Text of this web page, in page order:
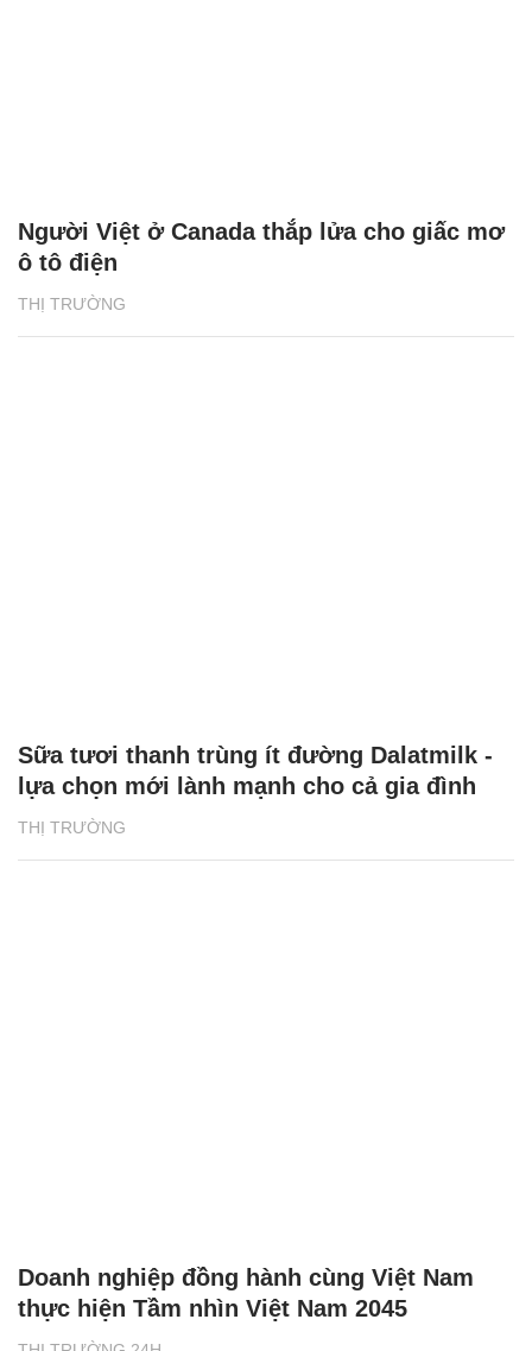
THỊ TRƯỜNG
Người Việt ở Canada thắp lửa cho giấc mơ
ô tô điện
THỊ TRƯỜNG
Sữa tươi thanh trùng ít đường Dalatmilk -
lựa chọn mới lành mạnh cho cả gia đình
Doanh nghiệp đồng hành cùng Việt Nam
thực hiện Tầm nhìn Việt Nam 2045